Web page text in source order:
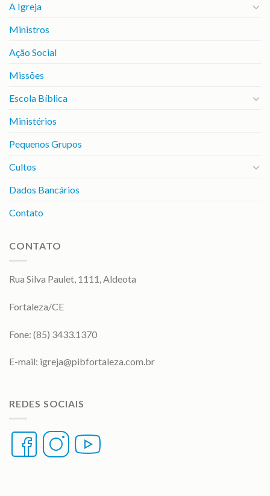
A Igreja
Ministros
Ação Social
Missões
Escola Bíblica
Ministérios
Pequenos Grupos
Cultos
Dados Bancários
Contato
CONTATO
Rua Silva Paulet, 1111, Aldeota
Fortaleza/CE
Fone: (85) 3433.1370
E-mail: igreja@pibfortaleza.com.br
REDES SOCIAIS